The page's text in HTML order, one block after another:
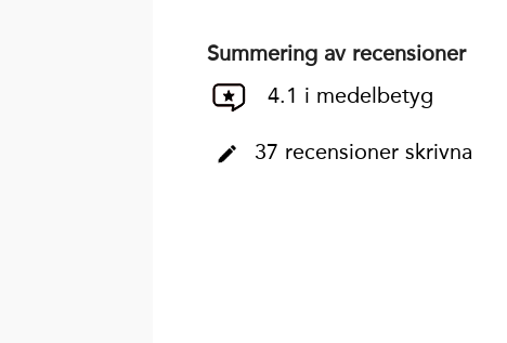
Summering av recensioner
4.1 i medelbetyg
37 recensioner skrivna